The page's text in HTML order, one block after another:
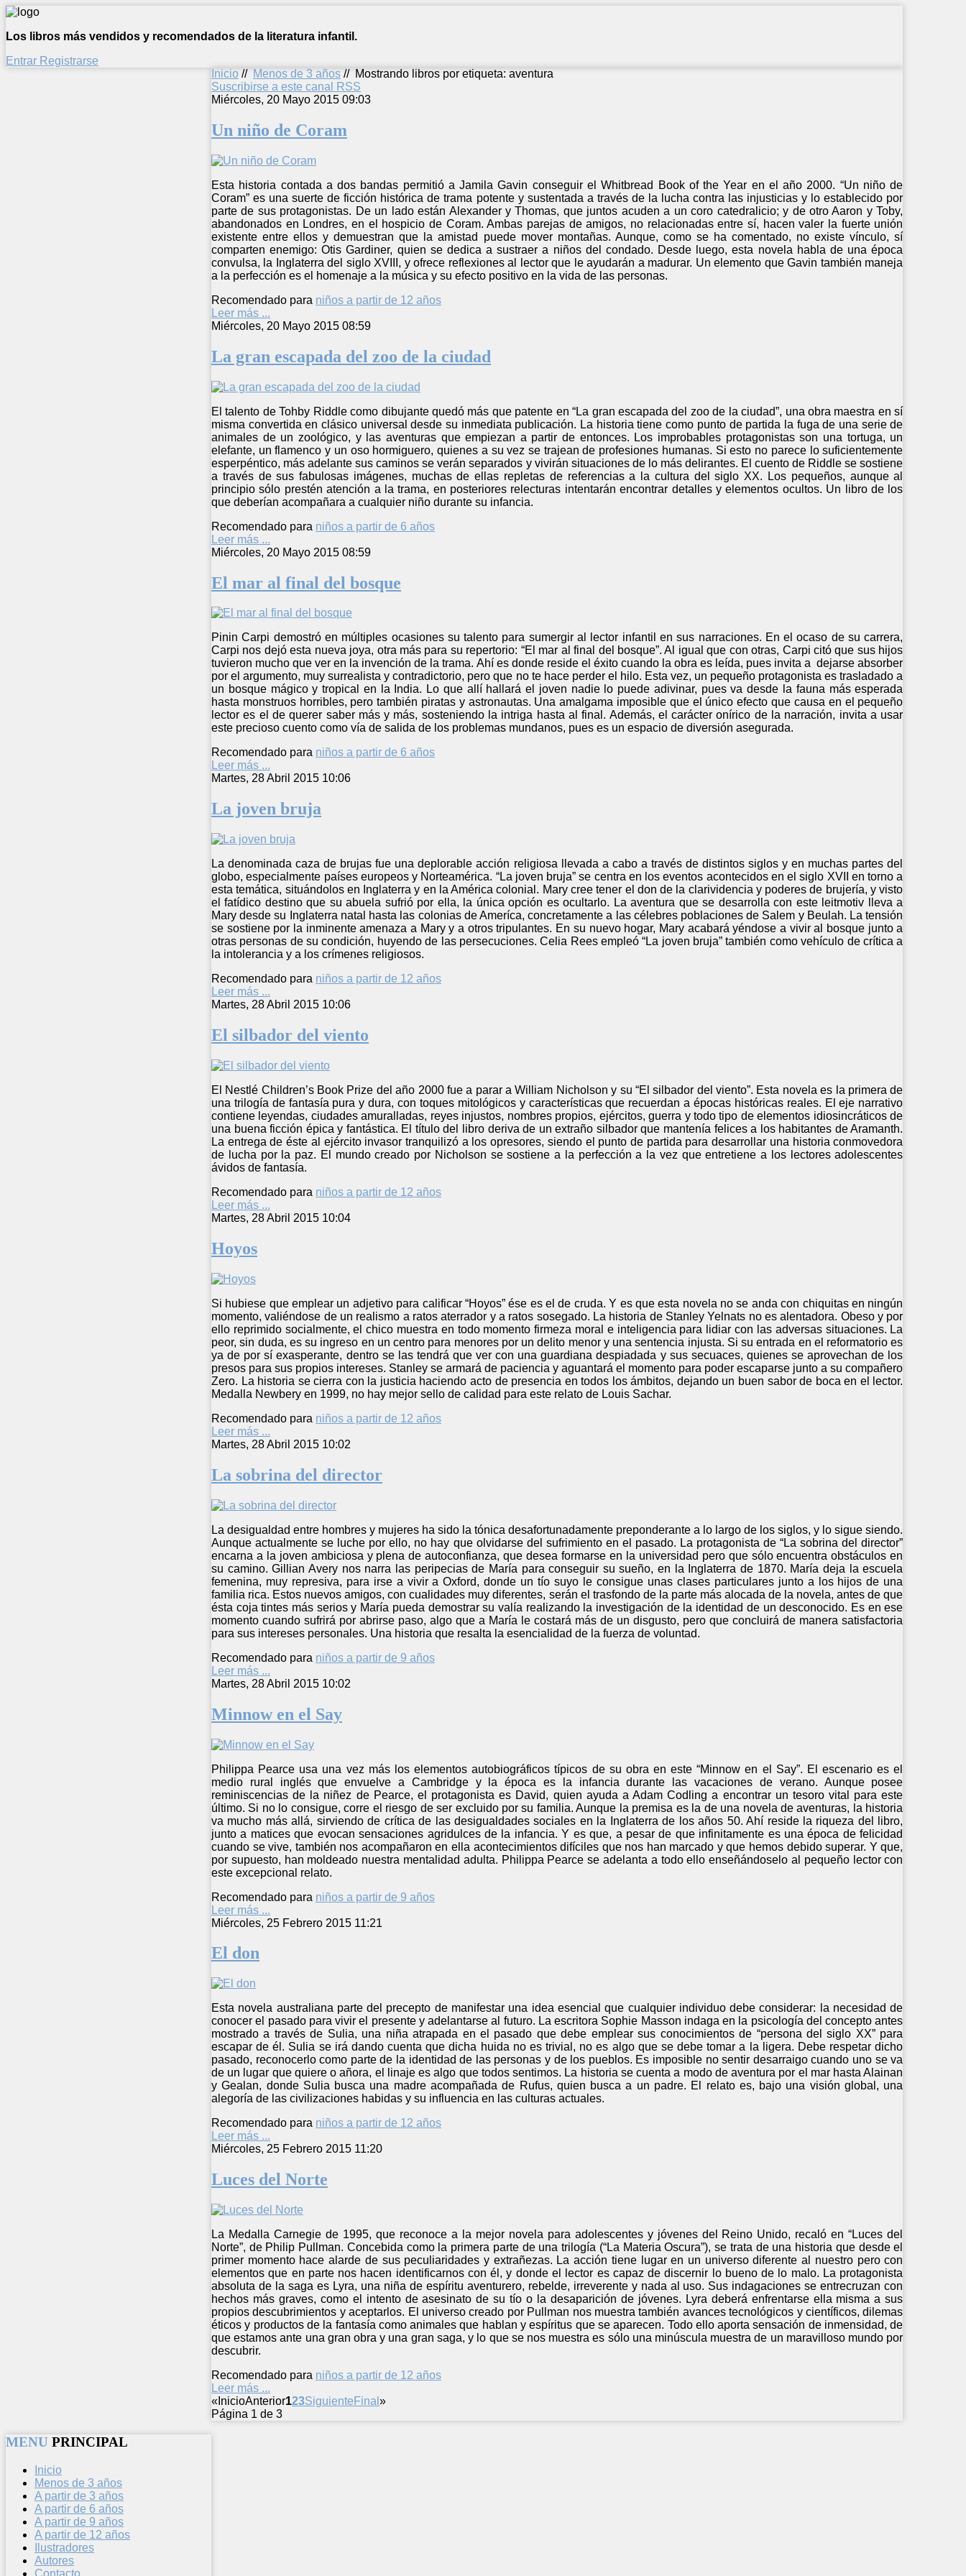
Los libros más vendidos y recomendados de la literatura infantil.
Entrar Registrarse
Inicio // Menos de 3 años // Mostrando libros por etiqueta: aventura
Suscribirse a este canal RSS
Miércoles, 20 Mayo 2015 09:03
Un niño de Coram
Esta historia contada a dos bandas permitió a Jamila Gavin conseguir el Whitbread Book of the Year en el año 2000. “Un niño de
Coram” es una suerte de ficción histórica de trama potente y sustentada a través de la lucha contra las injusticias y lo establecido por
parte de sus protagonistas. De un lado están Alexander y Thomas, que juntos acuden a un coro catedralicio; y de otro Aaron y Toby,
abandonados en Londres, en el hospicio de Coram. Ambas parejas de amigos, no relacionadas entre sí, hacen valer la fuerte unión
existente entre ellos y demuestran que la amistad puede mover montañas. Aunque, como se ha comentado, no existe vínculo, sí
comparten enemigo: Otis Gardiner, quien se dedica a sustraer a niños del condado. Desde luego, esta novela habla de una época
convulsa, la Inglaterra del siglo XVIII, y ofrece reflexiones al lector que le ayudarán a madurar. Un elemento que Gavin también maneja
a la perfección es el homenaje a la música y su efecto positivo en la vida de las personas.
Recomendado para niños a partir de 12 años
Leer más ...
Miércoles, 20 Mayo 2015 08:59
La gran escapada del zoo de la ciudad
El talento de Tohby Riddle como dibujante quedó más que patente en “La gran escapada del zoo de la ciudad”, una obra maestra en sí
misma convertida en clásico universal desde su inmediata publicación. La historia tiene como punto de partida la fuga de una serie de
animales de un zoológico, y las aventuras que empiezan a partir de entonces. Los improbables protagonistas son una tortuga, un
elefante, un flamenco y un oso hormiguero, quienes a su vez se trajean de profesiones humanas. Si esto no parece lo suficientemente
esperpéntico, más adelante sus caminos se verán separados y vivirán situaciones de lo más delirantes. El cuento de Riddle se sostiene
a través de sus fabulosas imágenes, muchas de ellas repletas de referencias a la cultura del siglo XX. Los pequeños, aunque al
principio sólo prestén atención a la trama, en posteriores relecturas intentarán encontrar detalles y elementos ocultos. Un libro de los
que deberían acompañara a cualquier niño durante su infancia.
Recomendado para niños a partir de 6 años
Leer más ...
Miércoles, 20 Mayo 2015 08:59
El mar al final del bosque
Pinin Carpi demostró en múltiples ocasiones su talento para sumergir al lector infantil en sus narraciones. En el ocaso de su carrera,
Carpi nos dejó esta nueva joya, otra más para su repertorio: “El mar al final del bosque”. Al igual que con otras, Carpi citó que sus hijos
tuvieron mucho que ver en la invención de la trama. Ahí es donde reside el éxito cuando la obra es leída, pues invita a dejarse absorber
por el argumento, muy surrealista y contradictorio, pero que no te hace perder el hilo. Esta vez, un pequeño protagonista es trasladado a
un bosque mágico y tropical en la India. Lo que allí hallará el joven nadie lo puede adivinar, pues va desde la fauna más esperada
hasta monstruos horribles, pero también piratas y astronautas. Una amalgama imposible que el único efecto que causa en el pequeño
lector es el de querer saber más y más, sosteniendo la intriga hasta al final. Además, el carácter onírico de la narración, invita a usar
este precioso cuento como vía de salida de los problemas mundanos, pues es un espacio de diversión asegurada.
Recomendado para niños a partir de 6 años
Leer más ...
Martes, 28 Abril 2015 10:06
La joven bruja
La denominada caza de brujas fue una deplorable acción religiosa llevada a cabo a través de distintos siglos y en muchas partes del
globo, especialmente países europeos y Norteamérica. “La joven bruja” se centra en los eventos acontecidos en el siglo XVII en torno a
esta temática, situándolos en Inglaterra y en la América colonial. Mary cree tener el don de la clarividencia y poderes de brujería, y visto
el fatídico destino que su abuela sufrió por ella, la única opción es ocultarlo. La aventura que se desarrolla con este leitmotiv lleva a
Mary desde su Inglaterra natal hasta las colonias de Ameríca, concretamente a las célebres poblaciones de Salem y Beulah. La tensión
se sostiene por la inminente amenaza a Mary y a otros tripulantes. En su nuevo hogar, Mary acabará yéndose a vivir al bosque junto a
otras personas de su condición, huyendo de las persecuciones. Celia Rees empleó “La joven bruja” también como vehículo de crítica a
la intolerancia y a los crímenes religiosos.
Recomendado para niños a partir de 12 años
Leer más ...
Martes, 28 Abril 2015 10:06
El silbador del viento
El Nestlé Children’s Book Prize del año 2000 fue a parar a William Nicholson y su “El silbador del viento”. Esta novela es la primera de
una trilogía de fantasía pura y dura, con toques mitológicos y características que recuerdan a épocas históricas reales. El eje narrativo
contiene leyendas, ciudades amuralladas, reyes injustos, nombres propios, ejércitos, guerra y todo tipo de elementos idiosincráticos de
una buena ficción épica y fantástica. El título del libro deriva de un extraño silbador que mantenía felices a los habitantes de Aramanth.
La entrega de éste al ejército invasor tranquilizó a los opresores, siendo el punto de partida para desarrollar una historia conmovedora
de lucha por la paz. El mundo creado por Nicholson se sostiene a la perfección a la vez que entretiene a los lectores adolescentes
ávidos de fantasía.
Recomendado para niños a partir de 12 años
Leer más ...
Martes, 28 Abril 2015 10:04
Hoyos
Si hubiese que emplear un adjetivo para calificar “Hoyos” ése es el de cruda. Y es que esta novela no se anda con chiquitas en ningún
momento, valiéndose de un realismo a ratos aterrador y a ratos sosegado. La historia de Stanley Yelnats no es alentadora. Obeso y por
ello reprimido socialmente, el chico muestra en todo momento firmeza moral e inteligencia para lidiar con las adversas situaciones. La
peor, sin duda, es su ingreso en un centro para menores por un delito menor y una sentencia injusta. Si su entrada en el reformatorio es
ya de por sí exasperante, dentro se las tendrá que ver con una guardiana despiadada y sus secuaces, quienes se aprovechan de los
presos para sus propios intereses. Stanley se armará de paciencia y aguantará el momento para poder escaparse junto a su compañero
Zero. La historia se cierra con la justicia haciendo acto de presencia en todos los ámbitos, dejando un buen sabor de boca en el lector.
Medalla Newbery en 1999, no hay mejor sello de calidad para este relato de Louis Sachar.
Recomendado para niños a partir de 12 años
Leer más ...
Martes, 28 Abril 2015 10:02
La sobrina del director
La desigualdad entre hombres y mujeres ha sido la tónica desafortunadamente preponderante a lo largo de los siglos, y lo sigue siendo.
Aunque actualmente se luche por ello, no hay que olvidarse del sufrimiento en el pasado. La protagonista de “La sobrina del director”
encarna a la joven ambiciosa y plena de autoconfianza, que desea formarse en la universidad pero que sólo encuentra obstáculos en
su camino. Gillian Avery nos narra las peripecias de María para conseguir su sueño, en la Inglaterra de 1870. María deja la escuela
femenina, muy represiva, para irse a vivir a Oxford, donde un tío suyo le consigue unas clases particulares junto a los hijos de una
familia rica. Estos nuevos amigos, con cualidades muy diferentes, serán el trasfondo de la parte más alocada de la novela, antes de que
ésta coja tintes más serios y María pueda demostrar su valía realizando la investigación de la identidad de un desconocido. Es en ese
momento cuando sufrirá por abrirse paso, algo que a María le costará más de un disgusto, pero que concluirá de manera satisfactoria
para sus intereses personales. Una historia que resalta la esencialidad de la fuerza de voluntad.
Recomendado para niños a partir de 9 años
Leer más ...
Martes, 28 Abril 2015 10:02
Minnow en el Say
Philippa Pearce usa una vez más los elementos autobiográficos típicos de su obra en este “Minnow en el Say”. El escenario es el
medio rural inglés que envuelve a Cambridge y la época es la infancia durante las vacaciones de verano. Aunque posee
reminiscencias de la niñez de Pearce, el protagonista es David, quien ayuda a Adam Codling a encontrar un tesoro vital para este
último. Si no lo consigue, corre el riesgo de ser excluido por su familia. Aunque la premisa es la de una novela de aventuras, la historia
va mucho más allá, sirviendo de crítica de las desigualdades sociales en la Inglaterra de los años 50. Ahí reside la riqueza del libro,
junto a matices que evocan sensaciones agridulces de la infancia. Y es que, a pesar de que infinitamente es una época de felicidad
cuando se vive, también nos acompañaron en ella acontecimientos difíciles que nos han marcado y que hemos debido superar. Y que,
por supuesto, han moldeado nuestra mentalidad adulta. Philippa Pearce se adelanta a todo ello enseñándoselo al pequeño lector con
este excepcional relato.
Recomendado para niños a partir de 9 años
Leer más ...
Miércoles, 25 Febrero 2015 11:21
El don
Esta novela australiana parte del precepto de manifestar una idea esencial que cualquier individuo debe considerar: la necesidad de
conocer el pasado para vivir el presente y adelantarse al futuro. La escritora Sophie Masson indaga en la psicología del concepto antes
mostrado a través de Sulia, una niña atrapada en el pasado que debe emplear sus conocimientos de “persona del siglo XX” para
escapar de él. Sulia se irá dando cuenta que dicha huida no es trivial, no es algo que se debe tomar a la ligera. Debe respetar dicho
pasado, reconocerlo como parte de la identidad de las personas y de los pueblos. Es imposible no sentir desarraigo cuando uno se va
de un lugar que quiere o añora, el linaje es algo que todos sentimos. La historia se cuenta a modo de aventura por el mar hasta Alainan
y Gealan, donde Sulia busca una madre acompañada de Rufus, quien busca a un padre. El relato es, bajo una visión global, una
alegoría de las civilizaciones habidas y su influencia en las culturas actuales.
Recomendado para niños a partir de 12 años
Leer más ...
Miércoles, 25 Febrero 2015 11:20
Luces del Norte
La Medalla Carnegie de 1995, que reconoce a la mejor novela para adolescentes y jóvenes del Reino Unido, recaló en “Luces del
Norte”, de Philip Pullman. Concebida como la primera parte de una trilogía (“La Materia Oscura”), se trata de una historia que desde el
primer momento hace alarde de sus peculiaridades y extrañezas. La acción tiene lugar en un universo diferente al nuestro pero con
elementos que en parte nos hacen identificarnos con él, y donde el lector es capaz de discernir lo bueno de lo malo. La protagonista
absoluta de la saga es Lyra, una niña de espíritu aventurero, rebelde, irreverente y nada al uso. Sus indagaciones se entrecruzan con
hechos más graves, como el intento de asesinato de su tío o la desaparición de jóvenes. Lyra deberá enfrentarse ella misma a sus
propios descubrimientos y aceptarlos. El universo creado por Pullman nos muestra también avances tecnológicos y científicos, dilemas
éticos y productos de la fantasía como animales que hablan y espíritus que se aparecen. Todo ello aporta sensación de inmensidad, de
que estamos ante una gran obra y una gran saga, y lo que se nos muestra es sólo una minúscula muestra de un maravilloso mundo por
descubrir.
Recomendado para niños a partir de 12 años
Leer más ...
« InicioAnterior123Siguiente Final »
Página 1 de 3
MENU PRINCIPAL
Inicio
Menos de 3 años
A partir de 3 años
A partir de 6 años
A partir de 9 años
A partir de 12 años
Ilustradores
Autores
Contacto